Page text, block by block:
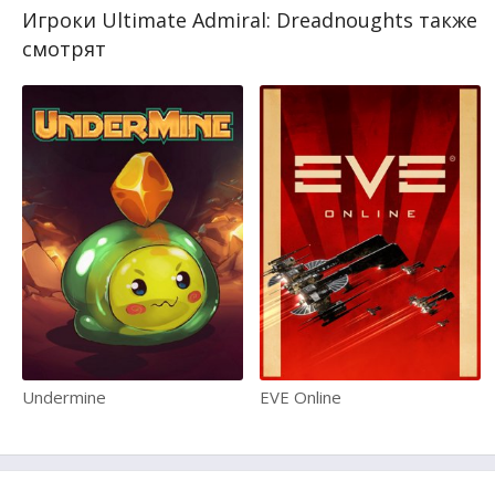
Игроки Ultimate Admiral: Dreadnoughts также
смотрят
Undermine EVE Online